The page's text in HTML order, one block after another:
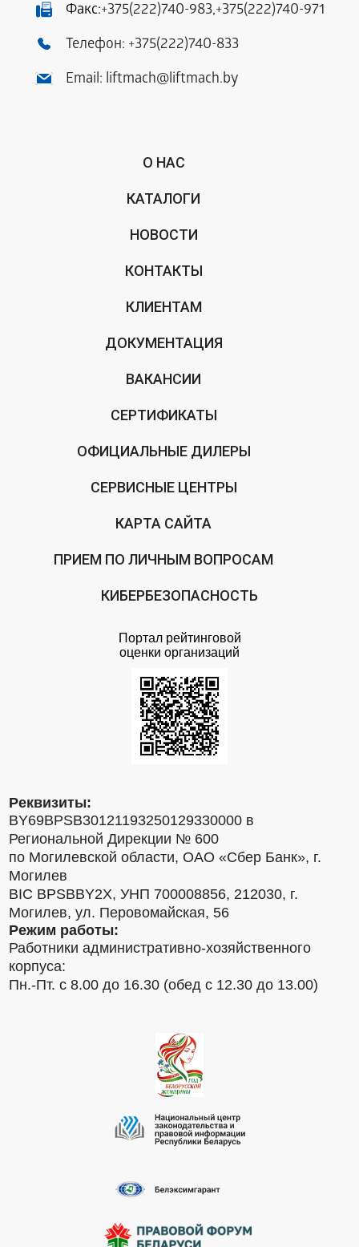
Факс:+375(222)740-983,+375(222)740-971
Телефон: +375(222)740-833
Email: liftmach@liftmach.by
О НАС
КАТАЛОГИ
НОВОСТИ
КОНТАКТЫ
КЛИЕНТАМ
ДОКУМЕНТАЦИЯ
ВАКАНСИИ
СЕРТИФИКАТЫ
ОФИЦИАЛЬНЫЕ ДИЛЕРЫ
СЕРВИСНЫЕ ЦЕНТРЫ
КАРТА САЙТА
ПРИЕМ ПО ЛИЧНЫМ ВОПРОСАМ
КИБЕРБЕЗОПАСНОСТЬ
Портал рейтинговой
оценки организаций
Реквизиты:
BY69BPSB30121193250129330000 в
Региональной Дирекции № 600
по Могилевской области, ОАО «Сбер Банк», г.
Могилев
BIC BPSBBY2X, УНП 700008856, 212030, г.
Могилев, ул. Перовомайская, 56
Режим работы:
Работники административно-хозяйственного
корпуса:
Пн.-Пт. с 8.00 до 16.30 (обед с 12.30 до 13.00)